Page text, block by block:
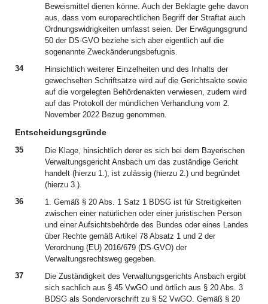
Beweismittel dienen könne. Auch der Beklagte gehe davon
aus, dass vom europarechtlichen Begriff der Straftat auch
Ordnungswidrigkeiten umfasst seien. Der Erwägungsgrund
50 der DS-GVO beziehe sich aber eigentlich auf die
sogenannte Zweckänderungsbefugnis.
34
Hinsichtlich weiterer Einzelheiten und des Inhalts der
gewechselten Schriftsätze wird auf die Gerichtsakte sowie
auf die vorgelegten Behördenakten verwiesen, zudem wird
auf das Protokoll der mündlichen Verhandlung vom 2.
November 2022 Bezug genommen.
Entscheidungsgründe
35
Die Klage, hinsichtlich derer es sich bei dem Bayerischen
Verwaltungsgericht Ansbach um das zuständige Gericht
handelt (hierzu 1.), ist zulässig (hierzu 2.) und begründet
(hierzu 3.).
36
1. Gemäß § 20 Abs. 1 Satz 1 BDSG ist für Streitigkeiten
zwischen einer natürlichen oder einer juristischen Person
und einer Aufsichtsbehörde des Bundes oder eines Landes
über Rechte gemäß Artikel 78 Absatz 1 und 2 der
Verordnung (EU) 2016/679 (DS-GVO) der
Verwaltungsrechtsweg gegeben.
37
Die Zuständigkeit des Verwaltungsgerichts Ansbach ergibt
sich sachlich aus § 45 VwGO und örtlich aus § 20 Abs. 3
BDSG als Sondervorschrift zu § 52 VwGO. Gemäß § 20